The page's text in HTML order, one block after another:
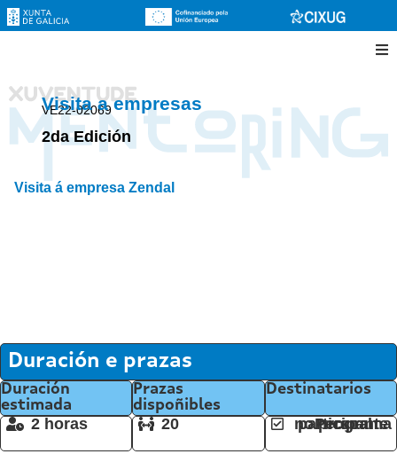
Visita a empresas
VE22-02069
2da Edición
Visita á empresa Zendal
Duración e prazas
Duración
estimada
2 horas
Prazas
dispoñibles
20
Destinatarios
Persoal participante no programa